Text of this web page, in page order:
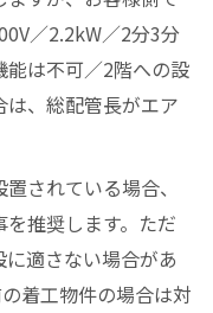
／2.2kW／2分3分
は不可／2階への設
、総配管長がエア
されている場合、
推奨します。ただ
適さない場合があ
着工物件の場合は対